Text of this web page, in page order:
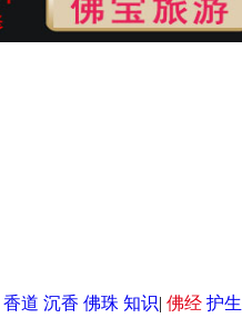
香道 沉香 佛珠 知识| 佛经 护生